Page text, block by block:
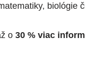
biológie
o 30 % viac